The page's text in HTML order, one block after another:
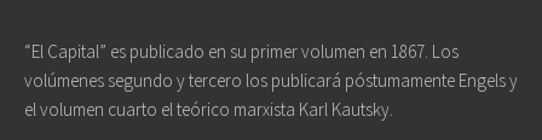
“El Capital” es publicado en su primer volumen en 1867. Los
volúmenes segundo y tercero los publicará póstumamente Engels y
el volumen cuarto el teórico marxista Karl Kautsky.